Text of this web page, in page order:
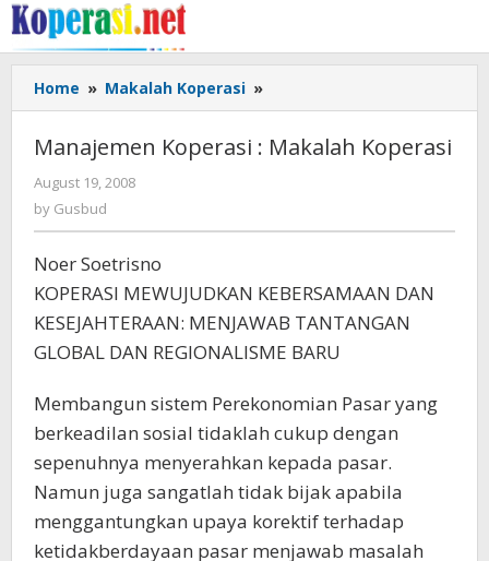
Skip
to
content
Home » Makalah Koperasi »
Koperasi
Makalah
Manajemen Koperasi : Makalah Koperasi
August 19, 2008
by Gusbud
Noer Soetrisno
KOPERASI MEWUJUDKAN KEBERSAMAAN DAN
KESEJAHTERAAN: MENJAWAB TANTANGAN
GLOBAL DAN REGIONALISME BARU
Membangun sistem Perekonomian Pasar yang
berkeadilan sosial tidaklah cukup dengan
sepenuhnya menyerahkan kepada pasar.
Namun juga sangatlah tidak bijak apabila
menggantungkan upaya korektif terhadap
ketidakberdayaan pasar menjawab masalah